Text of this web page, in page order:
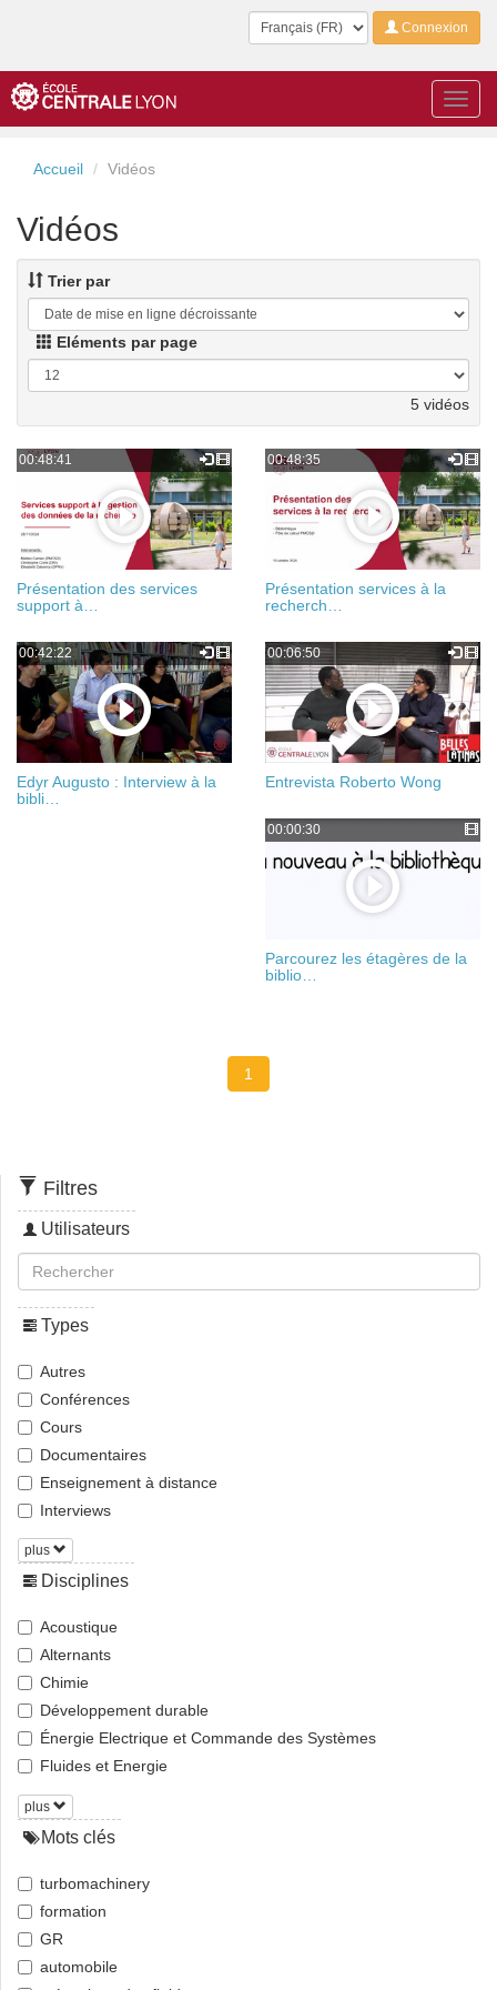
LangueConnexion
Accueil Vidéos
Vidéos
Trier par
Eléments par page
5 vidéos
00:48:41
Présentation des services
support à…
00:48:35
Présentation services à la
recherch…
00:42:22
Edyr Augusto : Interview à la
bibli…
00:06:50
Entrevista Roberto Wong
00:00:30
Parcourez les étagères de la
biblio…
1
Filtres
Utilisateurs
Types
Autres
Conférences
Cours
Documentaires
Enseignement à distance
Interviews
plus
Disciplines
Acoustique
Alternants
Chimie
Développement durable
Énergie Electrique et Commande des Systèmes
Fluides et Energie
plus
Mots clés
turbomachinery
formation
GR
automobile